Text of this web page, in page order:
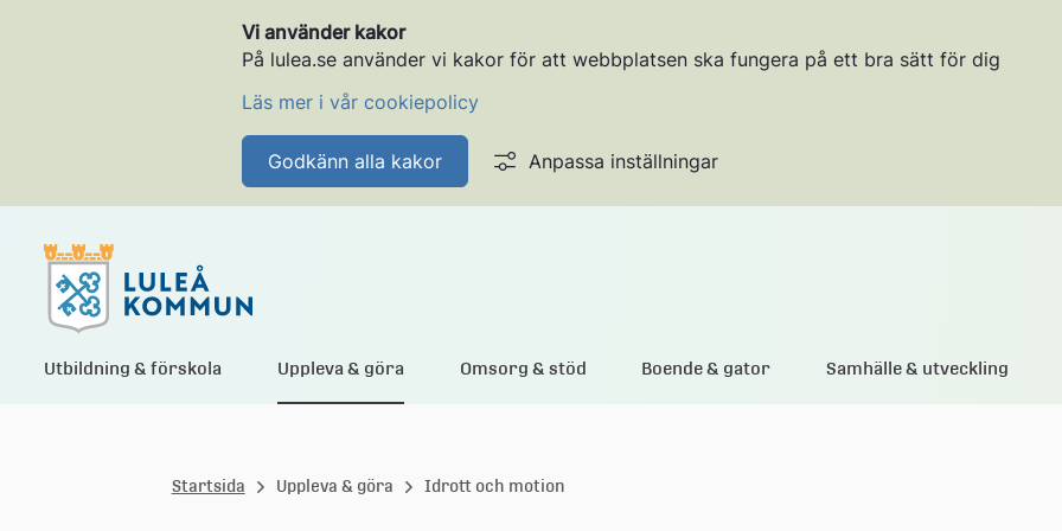
Vi använder kakor
På lulea.se använder vi kakor för att webbplatsen ska fungera på ett bra sätt för dig
Läs mer i vår cookiepolicy
Godkänn alla kakor Anpassa inställningar
L
Utbildning & förskola Uppleva & göra Omsorg & stöd Boende & gator Samhälle & utveckling
Startsida Uppleva & göra Idrott och motion